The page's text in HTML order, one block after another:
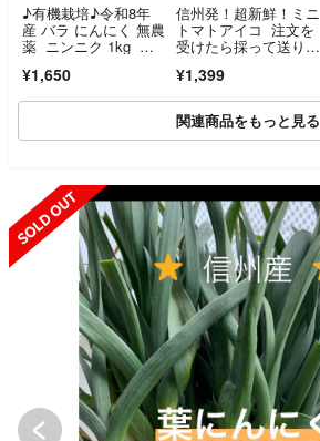
♪有機栽培♪令和8年
産 バラ にんにく 無農
薬 ニンニク 1kg 薬
¥1,650
信州発！超新鮮！ミニ
トマトアイコ 注文を
受けたら採って送りま
¥1,399
関連商品をもっと見る
SOLD OUT